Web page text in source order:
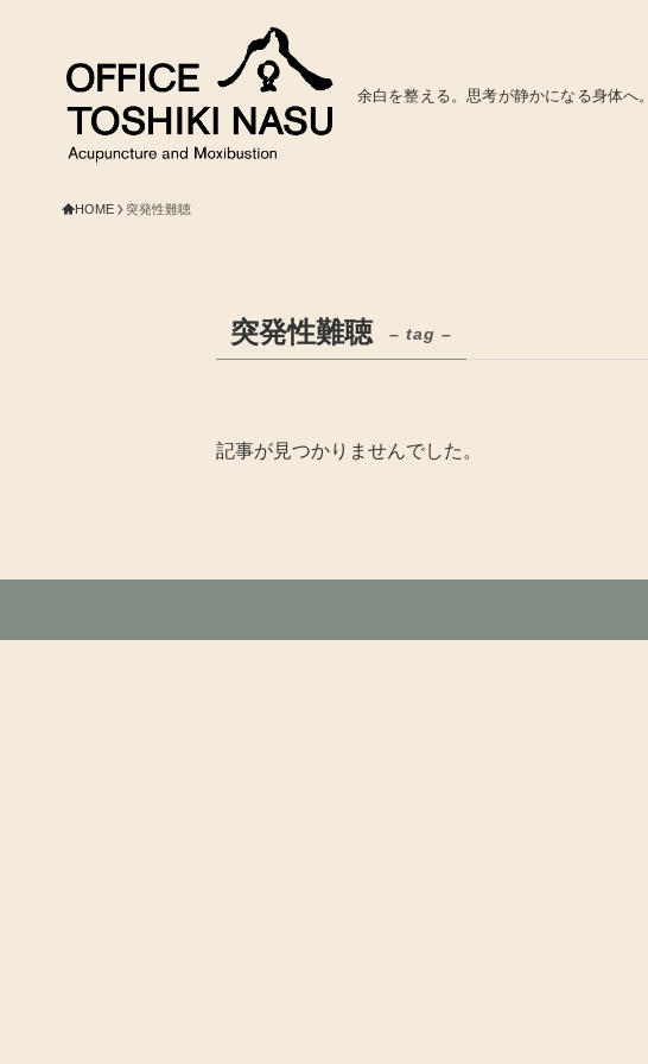
余白を整える。思考が静かになる身体へ。
HOME 突発性難聴
突発性難聴 – tag –
記事が見つかりませんでした。